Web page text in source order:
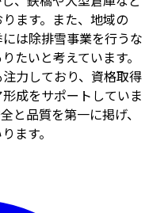
ます。また、地域の
は除排雪事業を行うな
たいと考えています。
力しており、資格取得
成をサポートしていま
と品質を第一に掲げ、
ます。